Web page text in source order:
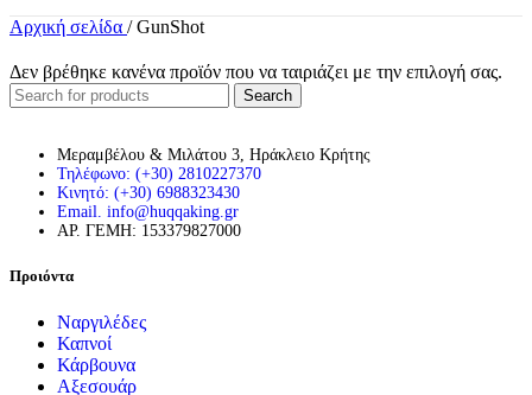
Αρχική σελίδα / GunShot
Δεν βρέθηκε κανένα προϊόν που να ταιριάζει με την επιλογή σας.
Search
Μεραμβέλου & Μιλάτου 3, Ηράκλειο Κρήτης
Τηλέφωνο: (+30) 2810227370
Κινητό: (+30) 6988323430
Email. info@huqqaking.gr
ΑΡ. ΓΕΜΗ: 153379827000
Προιόντα
Ναργιλέδες
Καπνοί
Κάρβουνα
Αξεσουάρ